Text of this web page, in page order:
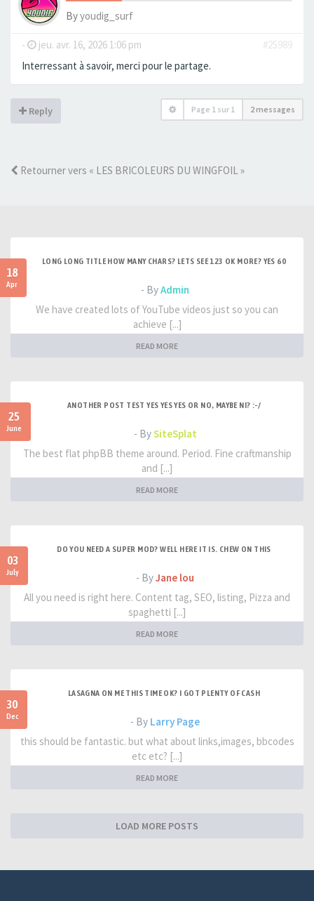
Byyoudig_surf
- jeu. avr. 16, 2026 1:06 pm
#25989
Interressant à savoir, merci pour le partage.
Reply Page 1 sur 1 2 messages
Retourner vers « LES BRICOLEURS DU WINGFOIL »
18
Apr
LONG LONG TITLE HOW MANY CHARS? LETS SEE 123 OK MORE? YES 60
- ByAdmin
We have created lots of YouTube videos just so you can
achieve [...]
READ MORE
25
June
ANOTHER POST TEST YES YES YES OR NO, MAYBE NI? :-/
- BySiteSplat
The best flat phpBB theme around. Period. Fine craftmanship
and [...]
READ MORE
03
July
DO YOU NEED A SUPER MOD? WELL HERE IT IS. CHEW ON THIS
- ByJane lou
All you need is right here. Content tag, SEO, listing, Pizza and
spaghetti [...]
READ MORE
30
Dec
LASAGNA ON ME THIS TIME OK? I GOT PLENTY OF CASH
- By Larry Page
this should be fantastic. but what about links,images, bbcodes
etc etc? [...]
READ MORE
LOAD MORE POSTS